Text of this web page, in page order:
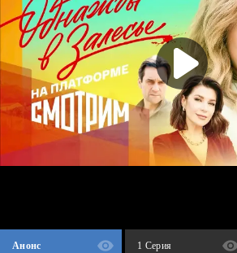
Анонс 1 Серия